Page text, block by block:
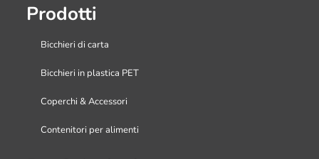
Prodotti
Bicchieri di carta
Bicchieri in plastica PET
Coperchi & Accessori
Contenitori per alimenti